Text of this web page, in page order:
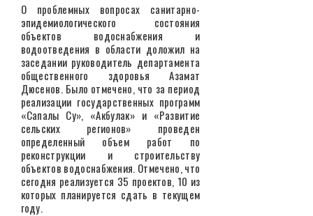
О проблемных вопросах санитарно-
эпидемиологического состояния
объектов водоснабжения и
водоотведения в области доложил на
заседании руководитель департамента
общественного здоровья Азамат
Дюсенов. Было отмечено, что за период
реализации государственных программ
«Сапалы Су», «Акбулак» и «Развитие
сельских регионов» проведен
определенный объем работ по
реконструкции и строительству
объектов водоснабжения. Отмечено, что
сегодня реализуется 35 проектов, 10 из
которых планируется сдать в текущем
году.